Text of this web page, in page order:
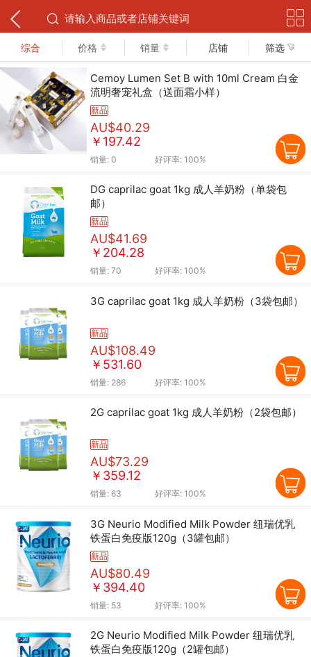
综合 价格 销量 店铺 筛选
Cemoy Lumen Set B with 10ml Cream 白金
流明奢宠礼盒（送面霜小样）
新品
AU$40.29
￥197.42
销量: 0 好评率: 100%
DG caprilac goat 1kg 成人羊奶粉（单袋包
邮）
新品
AU$41.69
￥204.28
销量: 70 好评率: 100%
3G caprilac goat 1kg 成人羊奶粉（3袋包邮）
新品
AU$108.49
￥531.60
销量: 286 好评率: 100%
2G caprilac goat 1kg 成人羊奶粉（2袋包邮）
新品
AU$73.29
￥359.12
销量: 63 好评率: 100%
3G Neurio Modified Milk Powder 纽瑞优乳
铁蛋白免疫版120g（3罐包邮）
新品
AU$80.49
￥394.40
销量: 53 好评率: 100%
2G Neurio Modified Milk Powder 纽瑞优乳
铁蛋白免疫版120g（2罐包邮）